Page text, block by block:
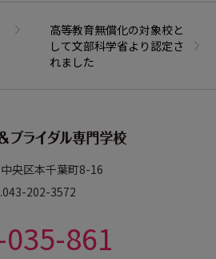
高等教育無償化の対象校と
して文部科学省より認定さ
れました
央区本千葉町8-16
043-202-3572
861